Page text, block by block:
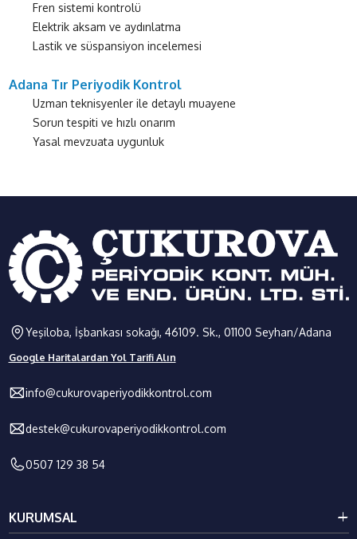
Fren sistemi kontrolü
Elektrik aksam ve aydınlatma
Lastik ve süspansiyon incelemesi
Adana Tır Periyodik Kontrol
Uzman teknisyenler ile detaylı muayene
Sorun tespiti ve hızlı onarım
Yasal mevzuata uygunluk
Yeşiloba, İşbankası sokağı, 46109. Sk., 01100 Seyhan/Adana
Google Haritalardan Yol Tarifi Alın
info@cukurovaperiyodikkontrol.com
destek@cukurovaperiyodikkontrol.com
0507 129 38 54
KURUMSAL